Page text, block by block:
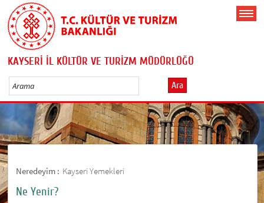
KAYSERİ İL KÜLTÜR VE TURİZM MÜDÜRLÜĞÜ
Ara
Neredeyim : Kayseri Yemekleri
Ne Yenir?